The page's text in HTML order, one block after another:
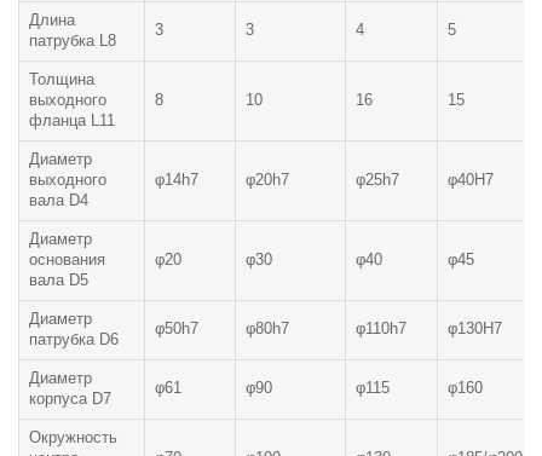
Длина
патрубка L8
3 3 4 5
Толщина
выходного
фланца L11
8 10 16 15
Диаметр
выходного
вала D4
φ14h7 φ20h7 φ25h7 φ40H7
Диаметр
основания
вала D5
φ20 φ30 φ40 φ45
Диаметр
патрубка D6
φ50h7 φ80h7 φ110h7 φ130H7
Диаметр
корпуса D7
φ61 φ90 φ115 φ160
Окружность